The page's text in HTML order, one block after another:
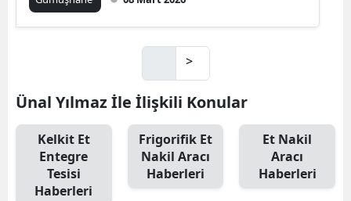
>
Ünal Yılmaz İle İlişkili Konular
Kelkit Et
Entegre
Tesisi
Haberleri
Frigorifik Et
Nakil Aracı
Haberleri
Et Nakil
Aracı
Haberleri